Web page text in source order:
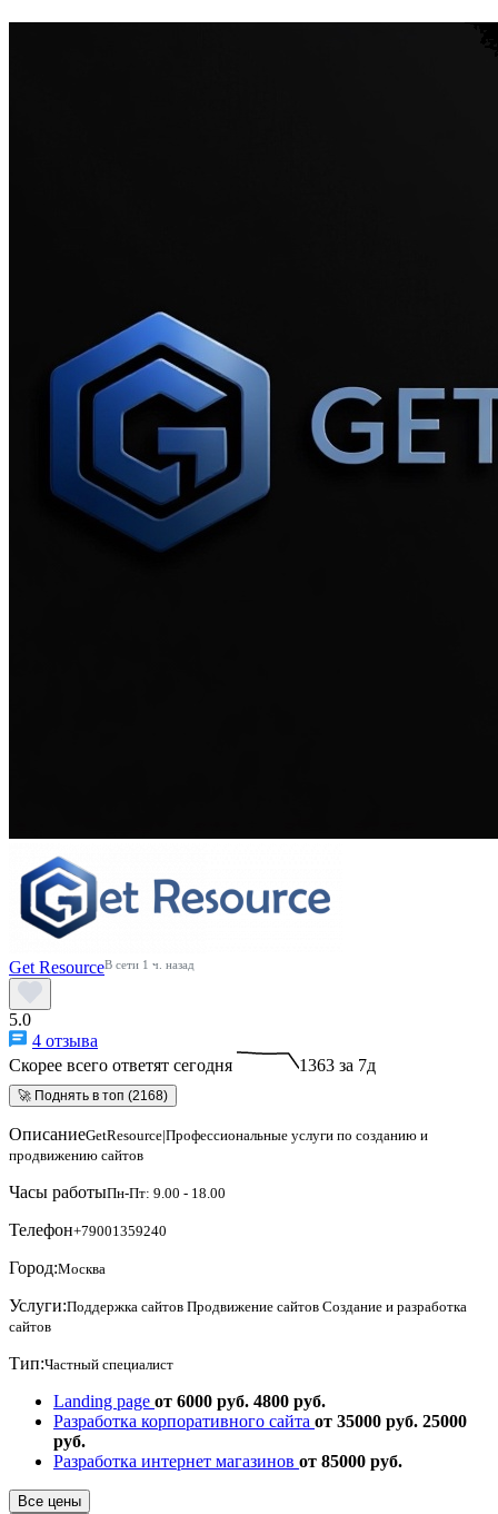
Get ResourceВ сети 1 ч. назад
5.0
4 отзыва
Скорее всего ответят сегодня
1363 за 7д
🚀 Поднять в топ (2168)
ОписаниеGetResource|Профессиональные услуги по созданию и
продвижению сайтов
Часы работыПн-Пт: 9.00 - 18.00
Телефон+79001359240
Город:Москва
Услуги:Поддержка сайтов Продвижение сайтов Создание и разработка
сайтов
Тип:Частный специалист
Landing page от 6000 руб. 4800 руб.
Разработка корпоративного сайта от 35000 руб. 25000
руб.
Разработка интернет магазинов от 85000 руб.
Все цены